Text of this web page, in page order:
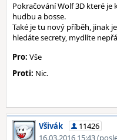
Pokračování Wolf 3D které
hudbu a bosse.
Také je tu nový příběh, jinak
hledáte secrety, mydlíte
Pro: Vše
Proti: Nic.
Všivák
11426
16.03.2016 15:43